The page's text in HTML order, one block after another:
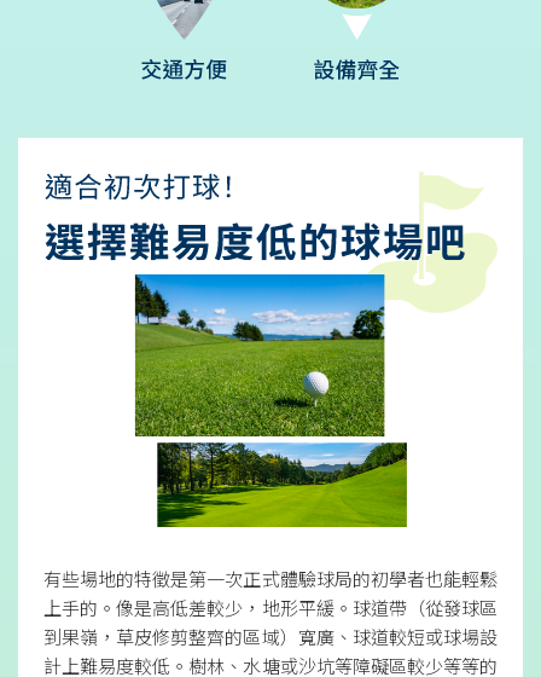
有些場地的特徵是第一次正式體驗球局的初學者也能輕鬆
上手的。像是高低差較少，地形平緩。球道帶（從發球區
到果嶺，草皮修剪整齊的區域）寬廣、球道較短或球場設
計上難易度較低。樹林、水塘或沙坑等障礙區較少等等的